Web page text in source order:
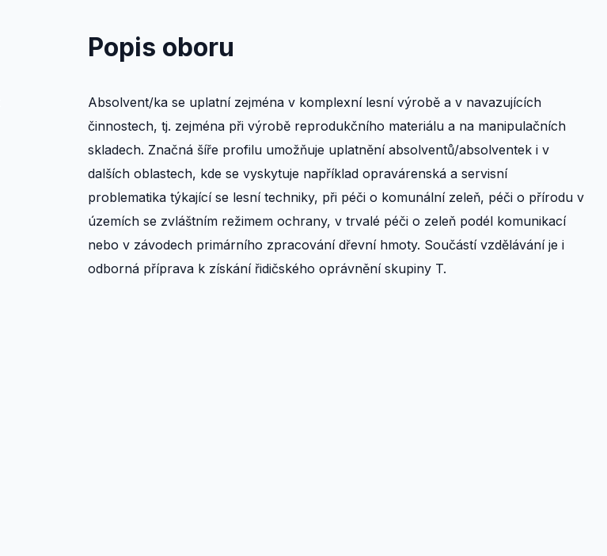
Popis oboru
Absolvent/ka se uplatní zejména v komplexní lesní výrobě a v navazujících
činnostech, tj. zejména při výrobě reprodukčního materiálu a na manipulačních
skladech. Značná šíře profilu umožňuje uplatnění absolventů/absolventek i v
dalších oblastech, kde se vyskytuje například opravárenská a servisní
problematika týkající se lesní techniky, při péči o komunální zeleň, péči o přírodu v
územích se zvláštním režimem ochrany, v trvalé péči o zeleň podél komunikací
nebo v závodech primárního zpracování dřevní hmoty. Součástí vzdělávání je i
odborná příprava k získání řidičského oprávnění skupiny T.